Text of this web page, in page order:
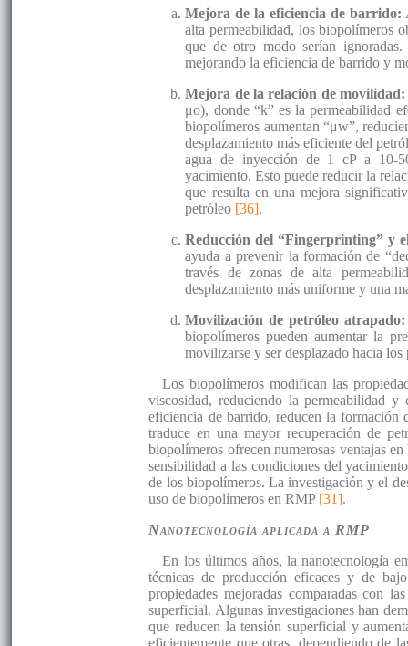
Mejora de la eficiencia de barrido:
alta permeabilidad, los biopolímeros
que de otro modo serían
mejorando la eficiencia de barrido y
Mejora de la relación de
μo), donde “k” es la permeabilidad
biopolímeros aumentan “μw”,
desplazamiento más eficiente del
agua de inyección de 1 cP a 10-
yacimiento. Esto puede reducir la
que resulta en una mejora
petróleo [36].
Reducción del “Fingerprinting” y
ayuda a prevenir la formación de
través de zonas de alta
desplazamiento más uniforme y una
Movilización de petróleo atrapado:
biopolímeros pueden aumentar la
movilizarse y ser desplazado hacia
Los biopolímeros modifican las
viscosidad, reduciendo la permeabilidad
eficiencia de barrido, reducen la formación
traduce en una mayor recuperación de
biopolímeros ofrecen numerosas ventajas
sensibilidad a las condiciones del
de los biopolímeros. La investigación y el
uso de biopolímeros en RMP [31].
Nanotecnología aplicada a RMP
En los últimos años, la nanotecnología
técnicas de producción eficaces y de
propiedades mejoradas comparadas con
superficial. Algunas investigaciones han
que reducen la tensión superficial y
eficientemente que otras, dependiendo de